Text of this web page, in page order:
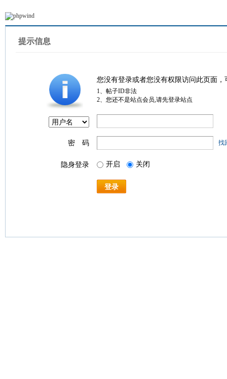
提示信息
您没有登录或者您没有权限访问此页面
1、帖子ID非法
2、您还不是站点会员,请先登录站点
密 码 找
隐身登录 开启 关闭
登录